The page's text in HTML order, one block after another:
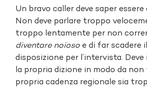
Un bravo caller deve saper
Non deve parlare troppo
troppo lentamente per non
diventare noioso e di far scadere
disposizione per l’intervista.
la propria dizione in modo da non
propria cadenza regionale sia